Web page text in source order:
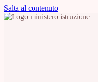
Salta al contenuto